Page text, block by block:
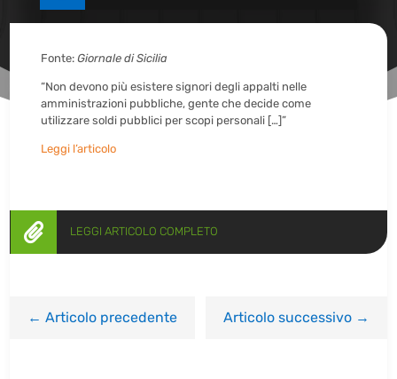
Fonte:Giornale di Sicilia
“Non devono più esistere signori degli appalti nelle
amministrazioni pubbliche, gente che decide come
utilizzare soldi pubblici per scopi personali […]”
Leggi l’articolo
 LEGGI ARTICOLO COMPLETO
←Articolo precedente Articolo successivo→